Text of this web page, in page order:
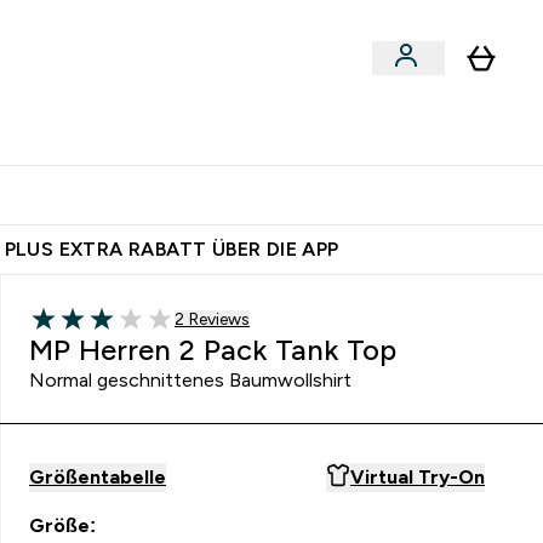
EXTRA RABATT ÜBER DIE APP
3 out of 5 stars
2 customer reviews
2 Reviews
MP Herren 2 Pack Tank Top
Normal geschnittenes Baumwollshirt
Größentabelle Virtual Try-On
Größe: